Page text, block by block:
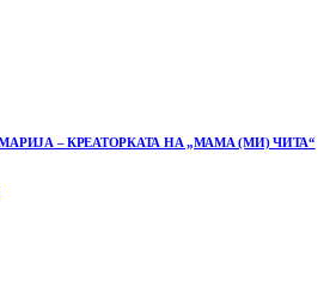
– КРЕАТОРКАТА НА „МАМА (МИ) ЧИТА“